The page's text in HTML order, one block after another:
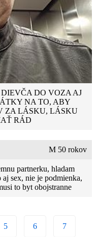
DO VOZA AJ
NA TO, ABY
ZA LÁSKU, LÁSKU
RÁD
M 50 rokov
partnerku, hladam
aj sex, nie je podmienka,
to byt obojstranne
5 6 7